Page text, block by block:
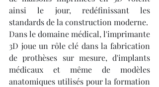
ainsi le jour, redéfinissant les
standards de la construction moderne.
Dans le domaine médical, l'imprimante
3D joue un rôle clé dans la fabrication
de prothèses sur mesure, d'implants
médicaux et même de modèles
anatomiques utilisés pour la formation